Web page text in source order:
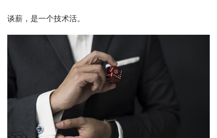
谈薪，是一个技术活。